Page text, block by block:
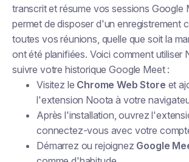
transcrit et résume vos sessions Google
permet de disposer d'un enregistrement
toutes vos réunions, quelle que soit la
ont été planifiées. Voici comment utiliser
suivre votre historique Google Meet :
Visitez le Chrome Web Store et
l'extension Noota à votre
Après l'installation, ouvrez
connectez-vous avec votre
Démarrez ou rejoignez Google